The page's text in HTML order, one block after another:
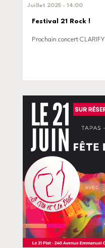
Juillet 2025 - 14:00
Festival 21 Rock !
Prochain concert CLARIFY